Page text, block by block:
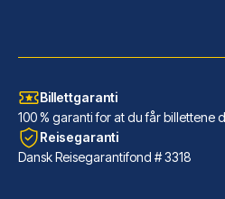
Billettgaranti
100 % garanti for at du får billettene
Reisegaranti
Dansk Reisegarantifond # 3318